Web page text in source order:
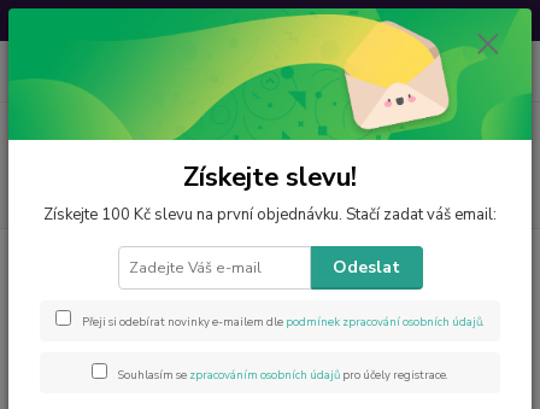
Svatovavřinecká sleva: 20 % s kódemVAVRINEC20
Menu
CZK 0
za
Šperky z minerálů
Náramek znamení - RYBY
Získejte slevu!
Získejte 100 Kč slevu na první objednávku. Stačí zadat váš email:
Odeslat
Přeji si odebírat novinky e-mailem dle podmínek zpracování osobních údajů.
Souhlasím se zpracováním osobních údajů pro účely registrace.